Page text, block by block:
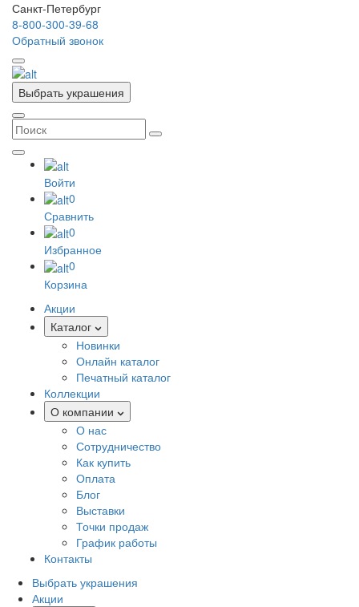
Санкт-Петербург
8-800-300-39-68
Обратный звонок
Выбрать украшения
Войти
0
Сравнить
0
Избранное
0
Корзина
Акции
Каталог
Новинки
Онлайн каталог
Печатный каталог
Коллекции
О компании
О нас
Сотрудничество
Как купить
Оплата
Блог
Выставки
Точки продаж
График работы
Контакты
Выбрать украшения
Акции